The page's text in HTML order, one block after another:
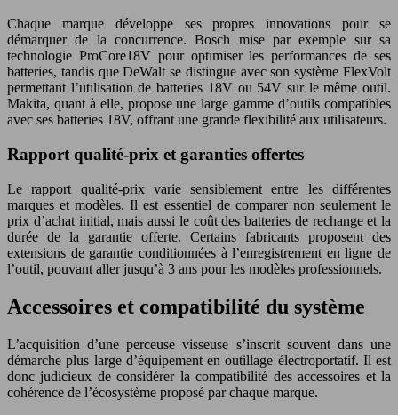
Chaque marque développe ses propres innovations pour se
démarquer de la concurrence. Bosch mise par exemple sur sa
technologie ProCore18V pour optimiser les performances de ses
batteries, tandis que DeWalt se distingue avec son système FlexVolt
permettant l’utilisation de batteries 18V ou 54V sur le même outil.
Makita, quant à elle, propose une large gamme d’outils compatibles
avec ses batteries 18V, offrant une grande flexibilité aux utilisateurs.
Rapport qualité-prix et garanties offertes
Le rapport qualité-prix varie sensiblement entre les différentes
marques et modèles. Il est essentiel de comparer non seulement le
prix d’achat initial, mais aussi le coût des batteries de rechange et la
durée de la garantie offerte. Certains fabricants proposent des
extensions de garantie conditionnées à l’enregistrement en ligne de
l’outil, pouvant aller jusqu’à 3 ans pour les modèles professionnels.
Accessoires et compatibilité du système
L’acquisition d’une perceuse visseuse s’inscrit souvent dans une
démarche plus large d’équipement en outillage électroportatif. Il est
donc judicieux de considérer la compatibilité des accessoires et la
cohérence de l’écosystème proposé par chaque marque.